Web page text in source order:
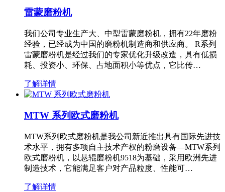
雷蒙磨粉机
我们公司专业生产大、中型雷蒙磨粉机，拥有22年磨粉
经验，已经成为中国的磨粉机制造商和供应商。 R系列
雷蒙磨粉机是经过我们的专家优化升级改造，具有低损
耗、投资小、环保、占地面积小等优点，它比传…
了解详情
MTW 系列欧式磨粉机
MTW系列欧式磨粉机是我公司新近推出具有国际先进技
术水平，拥有多项自主技术产权的粉磨设备—MTW系列
欧式磨粉机，以悬辊磨粉机9518为基础，采用欧洲先进
制造技术，它能满足客户对产品粒度、性能可…
了解详情